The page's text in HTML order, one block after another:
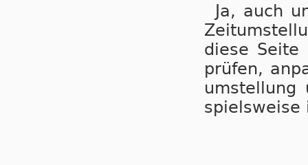
Ja, auch
die­se Sei­te
prü­fen,
um­stel­lung
spiels­wei­se